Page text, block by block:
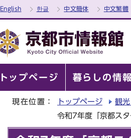
English 한글 中文簡体 中文繁體
トップページ 暮らしの情
現在位置： トップページ
観
令和7年度「京都ス